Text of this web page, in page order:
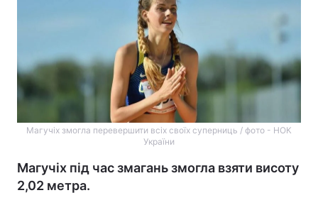
Магучіх змогла перевершити всіх своїх суперниць / фото - НОК
України
Магучіх під час змагань змогла взяти висоту
2,02 метра.